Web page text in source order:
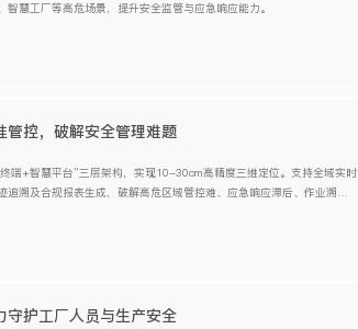
慧工厂等高危场景，提升安全监管与应急响应能力。
管控，破解安全管理难题
端+智慧平台”三层架构，实现10-30cm高精度三维定位。支持全域实时
溯及合规报表生成，破解高危区域管控难、应急响应滞后、作业溯源
守护工厂人员与生产安全